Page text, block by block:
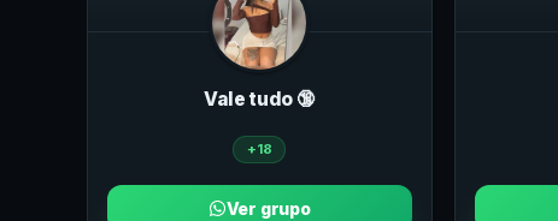
Vale tudo 🔞
+18
Ver grupo